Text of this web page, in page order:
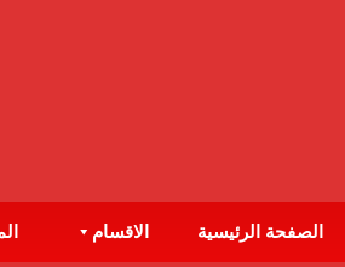
الصفحة الرئيسية الاقسام